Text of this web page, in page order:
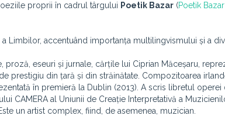
proprii în cadrul târgului Poetik Bazar (Poetik
Limbilor, accentuând importanța multilingvismului și a
eseuri și jurnale, cărțile lui Ciprian Măceșaru,
prestigiu din țară și din străinătate. Compozitoarea
în premieră la Dublin (2013). A scris libretul operei
CAMERA al Uniunii de Creație Interpretativă a
un artist complex, fiind, de asemenea, muzician.